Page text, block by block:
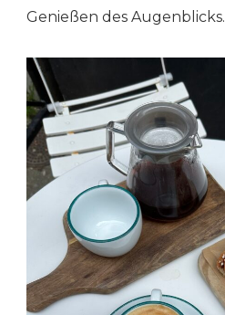
Genießen des Augenblicks.